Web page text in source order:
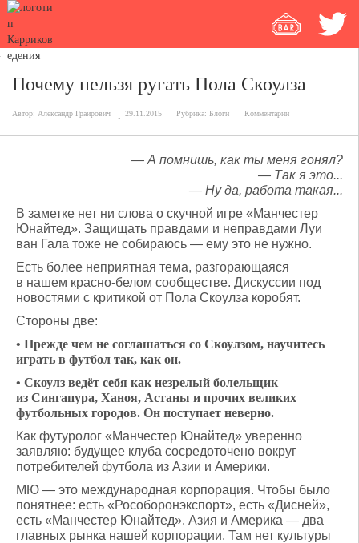
Почему нельзя ругать Пола Скоулза
Автор: Александр Граирович 29.11.2015 Рубрика: Блоги Комментарии
— А помнишь, как ты меня гонял?
— Так я это...
— Ну да, работа такая...
В заметке нет ни слова о скучной игре «Манчестер
Юнайтед». Защищать правдами и неправдами Луи
ван Гала тоже не собираюсь — ему это не нужно.
Есть более неприятная тема, разгорающаяся
в нашем красно-белом сообществе. Дискуссии под
новостями с критикой от Пола Скоулза коробят.
Стороны две:
• Прежде чем не соглашаться со Скоулзом, научитесь
играть в футбол так, как он.
• Скоулз ведёт себя как незрелый болельщик
из Сингапура, Ханоя, Астаны и прочих великих
футбольных городов. Он поступает неверно.
Как футуролог «Манчестер Юнайтед» уверенно
заявляю: будущее клуба сосредоточено вокруг
потребителей футбола из Азии и Америки.
МЮ — это международная корпорация. Чтобы было
понятнее: есть «Рособоронэкспорт», есть «Дисней»,
есть «Манчестер Юнайтед». Азия и Америка — два
главных рынка нашей корпорации. Там нет культуры